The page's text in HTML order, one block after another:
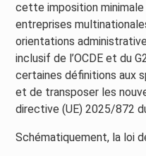
cette imposition minimale
entreprises
orientations
inclusif de l’OCDE et du
certaines définitions aux
et de transposer les
directive (UE) 2025/872
Schématiquement, la loi